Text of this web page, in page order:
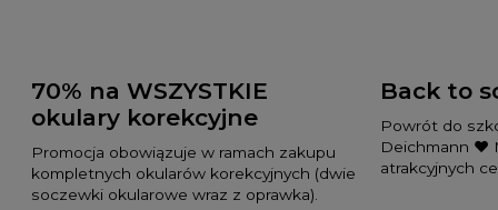
70% na WSZYSTKIE
okulary korekcyjne
Promocja obowiązuje w ramach zakupu
kompletnych okularów korekcyjnych (dwie
soczewki okularowe wraz z oprawka).
Back to
Powrót do
Deichmann ❤️
atrakcyjnych